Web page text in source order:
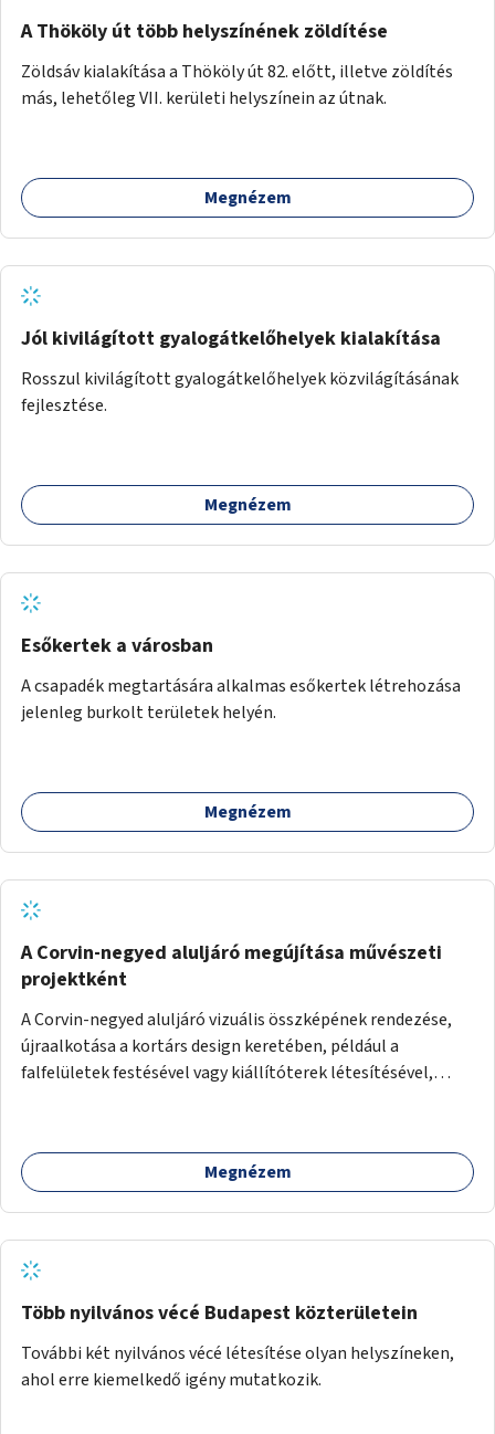
A Thököly út több helyszínének zöldítése
Zöldsáv kialakítása a Thököly út 82. előtt, illetve zöldítés
más, lehetőleg VII. kerületi helyszínein az útnak.
Megnézem
Jól kivilágított gyalogátkelőhelyek kialakítása
Rosszul kivilágított gyalogátkelőhelyek közvilágításának
fejlesztése.
Megnézem
Esőkertek a városban
A csapadék megtartására alkalmas esőkertek létrehozása
jelenleg burkolt területek helyén.
Megnézem
A Corvin-negyed aluljáró megújítása művészeti
projektként
A Corvin-negyed aluljáró vizuális összképének rendezése,
újraalkotása a kortárs design keretében, például a
falfelületek festésével vagy kiállítóterek létesítésével,
bemutatkozásra, szélesebb körben való ismertségre.
Megnézem
Több nyilvános vécé Budapest közterületein
További két nyilvános vécé létesítése olyan helyszíneken,
ahol erre kiemelkedő igény mutatkozik.